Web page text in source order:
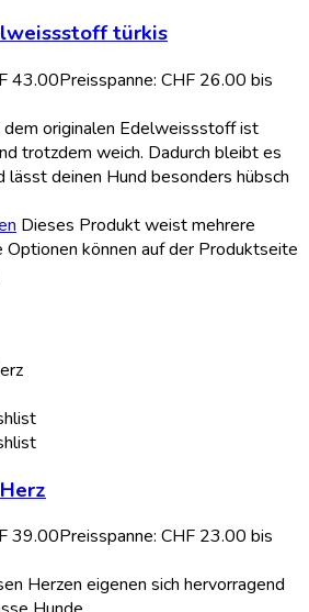
türkis
43.00Preisspanne: CHF 26.00 bis
dem originalen Edelweissstoff ist
trotzdem weich. Dadurch bleibt es
lässt deinen Hund besonders hübsch
Dieses Produkt weist mehrere
Optionen können auf der Produktseite
39.00Preisspanne: CHF 23.00 bis
Herzen eigenen sich hervorragend